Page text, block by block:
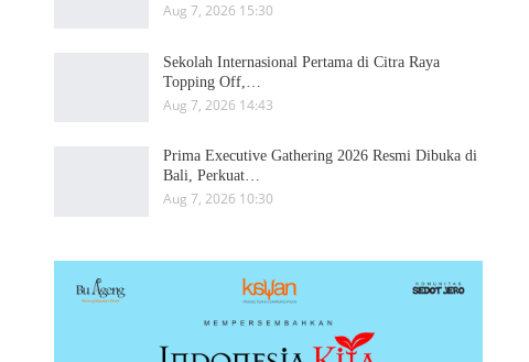
Aug 7, 2026 15:30
Sekolah Internasional Pertama di Citra Raya
Topping Off,…
Aug 7, 2026 14:43
Prima Executive Gathering 2026 Resmi Dibuka di
Bali, Perkuat…
Aug 7, 2026 10:30